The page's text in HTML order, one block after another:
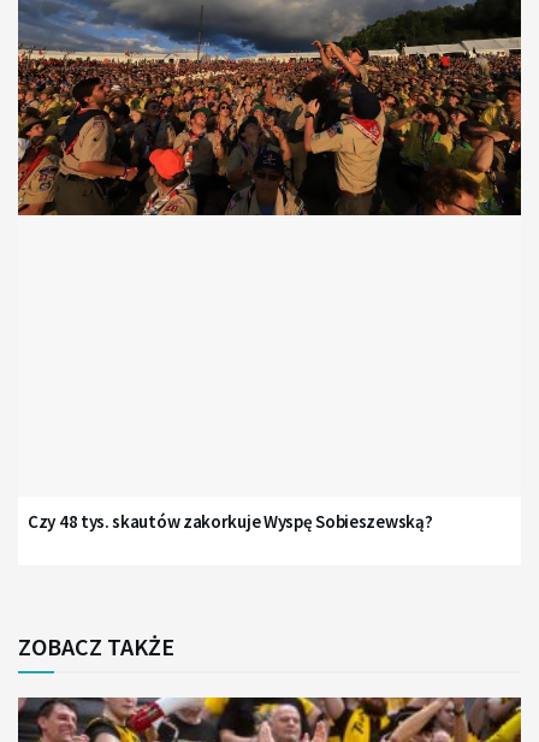
Czy 48 tys. skautów zakorkuje Wyspę Sobieszewską?
ZOBACZ TAKŻE